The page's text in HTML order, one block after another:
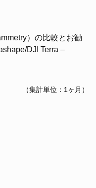
）の比較とお勧
DJI Terra –
（集計単位：1ヶ月）